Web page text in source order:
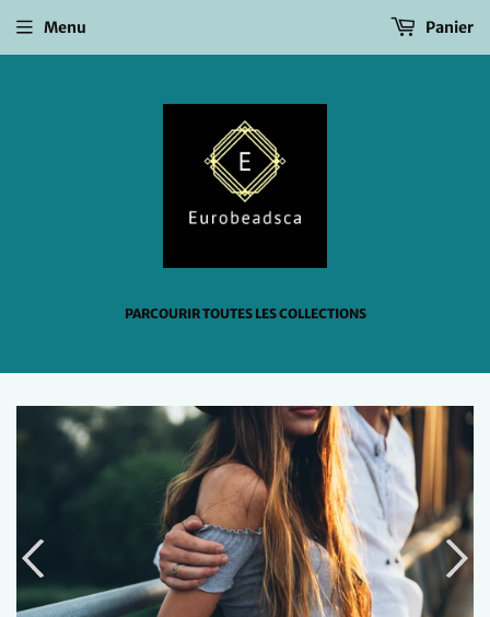
PARCOURIR TOUTES LES COLLECTIONS
Menu Panier